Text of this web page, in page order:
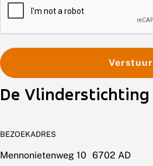
C
A
Verstuur
De Vlinderstichting
BEZOEKADRES
Mennonietenweg 10 6702 AD